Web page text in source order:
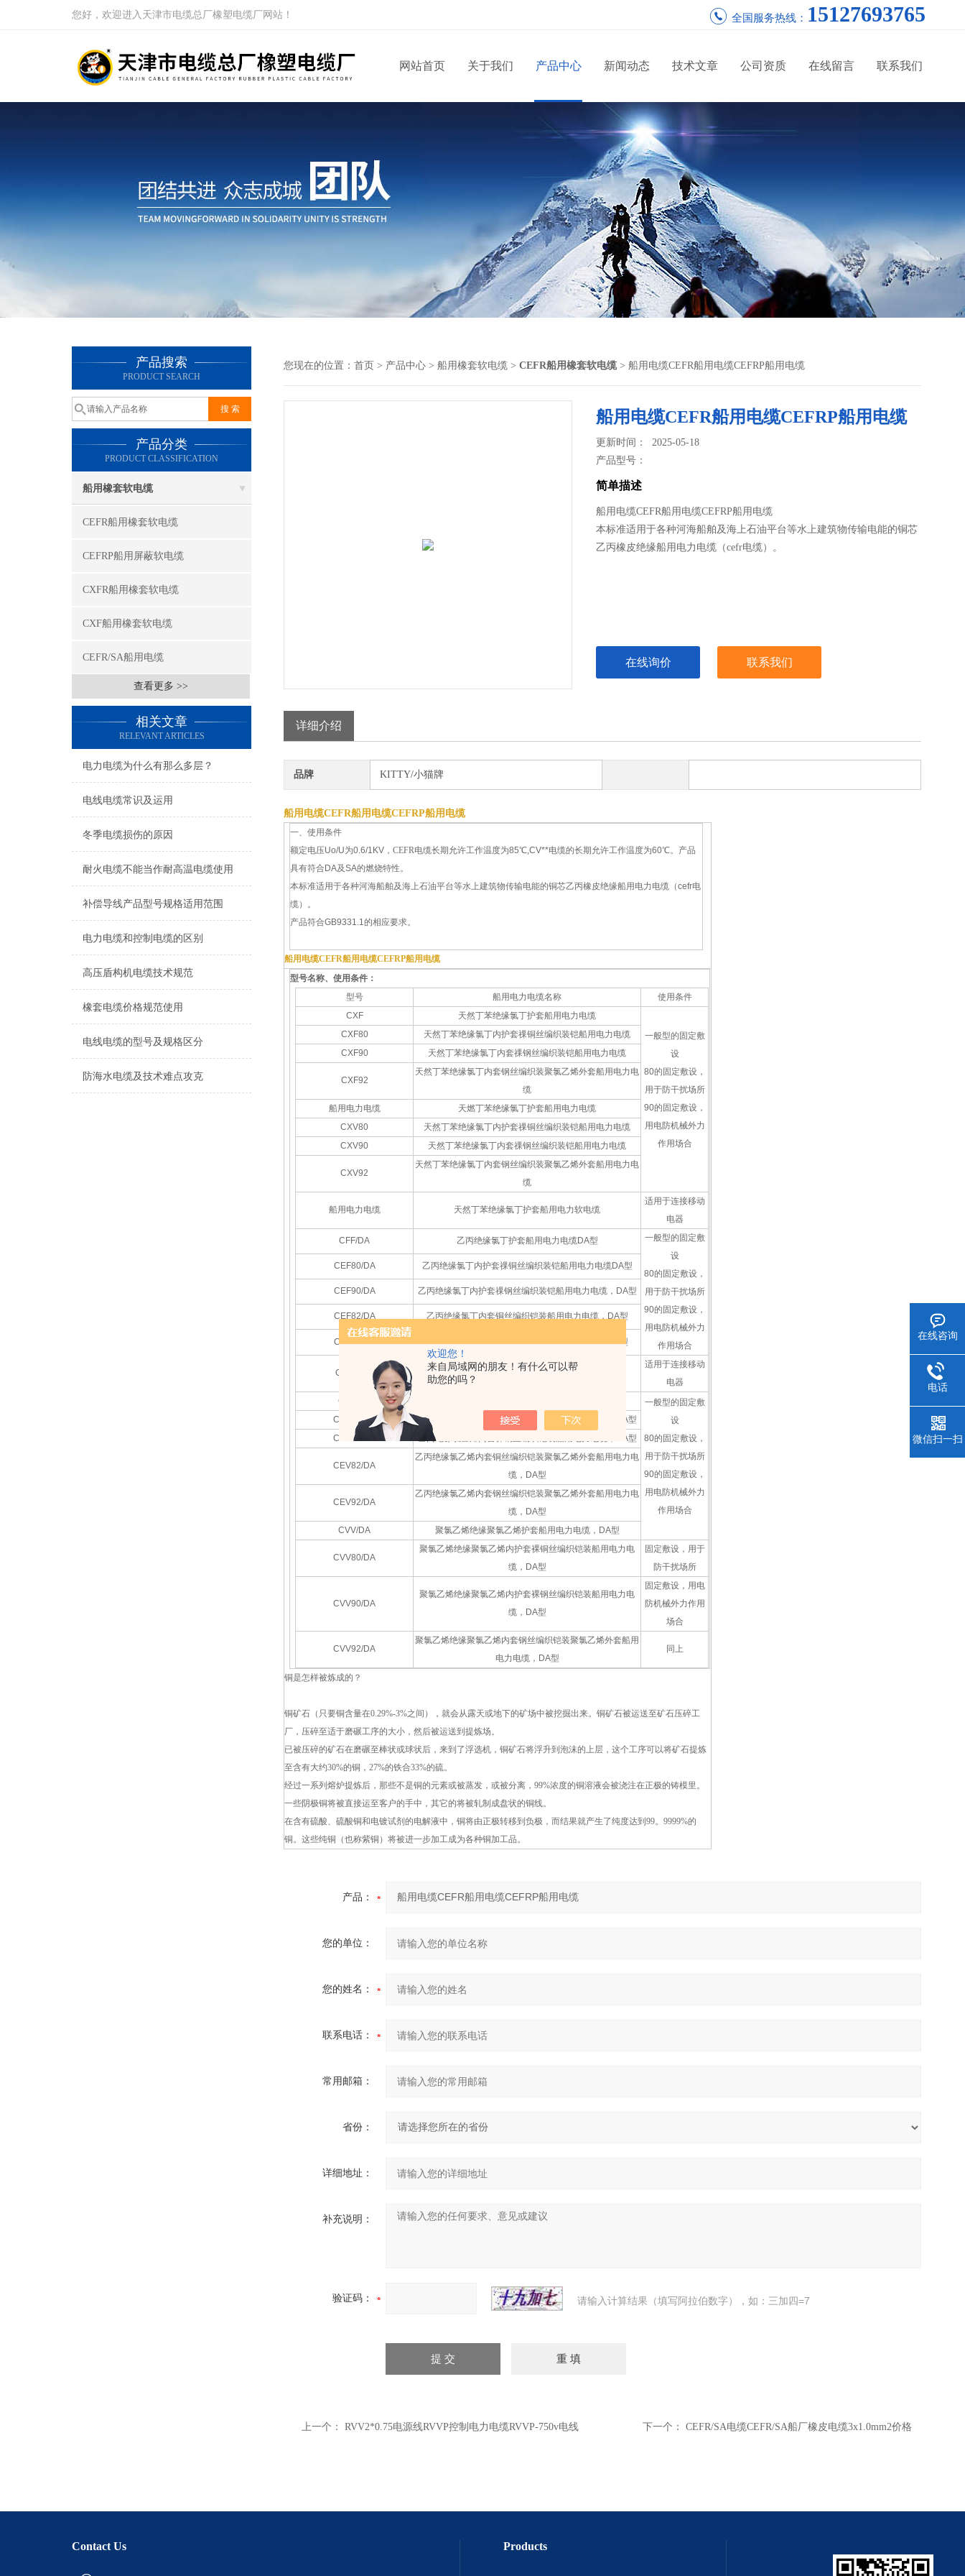
欢迎您！
来自局域网的朋友！有什么可以帮
助您的吗？
您好，欢迎进入天津市电缆总厂橡塑电缆厂网站！ 全国服务热线： 15127693765
网站首页 关于我们 产品中心 新闻动态 技术文章 公司资质 在线留言 联系我们
产品搜索
PRODUCT SEARCH
产品分类
PRODUCT CLASSIFICATION
船用橡套软电缆
CEFR船用橡套软电缆
CEFRP船用屏蔽软电缆
CXFR船用橡套软电缆
CXF船用橡套软电缆
CEFR/SA船用电缆
查看更多 >>
相关文章
RELEVANT ARTICLES
电力电缆为什么有那么多层？
电线电缆常识及运用
冬季电缆损伤的原因
耐火电缆不能当作耐高温电缆使用
补偿导线产品型号规格适用范围
电力电缆和控制电缆的区别
高压盾构机电缆技术规范
橡套电缆价格规范使用
电线电缆的型号及规格区分
防海水电缆及技术难点攻克
您现在的位置： 首页 > 产品中心 > 船用橡套软电缆 > CEFR船用橡套软电缆> 船用电缆CEFR船用电缆CEFRP船用电缆
船用电缆CEFR船用电缆CEFRP船用电缆
更新时间： 2025-05-18
产品型号：
简单描述
船用电缆CEFR船用电缆CEFRP船用电缆
本标准适用于各种河海船舶及海上石油平台等水上建筑物传输电能的铜芯
乙丙橡皮绝缘船用电力电缆（cefr电缆）。
在线询价 联系我们
详细介绍
品牌 KITTY/小猫牌
船用电缆CEFR船用电缆CEFRP船用电缆
一、使用条件
额定电压Uo/U为0.6/1KV，CEFR电缆长期允许工作温度为85℃,CV**电缆的长期允许工作温度为60℃。产品
具有符合DA及SA的燃烧特性。
本标准适用于各种河海船舶及海上石油平台等水上建筑物传输电能的铜芯乙丙橡皮绝缘船用电力电缆（cefr电
缆）。
产品符合GB9331.1的相应要求。
船用电缆CEFR船用电缆CEFRP船用电缆
型号名称、使用条件：
型号
船用电力电缆名称
使用条件
CXF
天然丁苯绝缘氯丁护套船用电力电缆
一般型的固定敷
设
80的固定敷设，
用于防干扰场所
90的固定敷设，
用电防机械外力
作用场合
CXF80
天然丁苯绝缘氯丁内护套祼铜丝编织装铠船用电力电缆
CXF90
天然丁苯绝缘氯丁内套祼钢丝编织装铠船用电力电缆
CXF92
天然丁苯绝缘氯丁内套钢丝编织装聚氯乙烯外套船用电力电
缆
船用电力电缆
天燃丁苯绝缘氯丁护套船用电力电缆
CXV80
天然丁苯绝缘氯丁内护套祼铜丝编织装铠船用电力电缆
CXV90
天然丁苯绝缘氯丁内套祼钢丝编织装铠船用电力电缆
CXV92
天然丁苯绝缘氯丁内套钢丝编织装聚氯乙烯外套船用电力电
缆
船用电力电缆 天然丁苯绝缘氯丁护套船用电力软电缆
适用于连接移动
电器
CFF/DA 乙丙绝缘氯丁护套船用电力电缆DA型
一般型的固定敷
设
80的固定敷设，
用于防干扰场所
90的固定敷设，
用电防机械外力
作用场合
CEF80/DA 乙丙绝缘氯丁内护套祼铜丝编织装铠船用电力电缆DA型
CEF90/DA 乙丙绝缘氯丁内护套祼钢丝编织装铠船用电力电缆，DA型
CEF82/DA 乙丙绝缘氯丁内套铜丝编织铠装船用电力电缆，DA型
CEF92/DA 乙丙绝缘氯丁内套钢丝编织铠装船用电力电缆，DA型
CEFR/DA 乙丙绝缘氯丁护套船用电力软电缆，DA型
适用于连接移动
电器
CEV/DA
一般型的固定敷
设
80的固定敷设，
用于防干扰场所
90的固定敷设，
用电防机械外力
作用场合
CEV80/DA
乙丙绝缘氯乙烯内套裸铜丝编织铠装船用电力电缆，DA型
CEV90/DA
乙丙绝缘氯乙烯内套裸钢丝编织铠装船用电力电缆，DA型
CEV82/DA
乙丙绝缘氯乙烯内套铜丝编织铠装聚氯乙烯外套船用电力电
缆，DA型
CEV92/DA
乙丙绝缘氯乙烯内套钢丝编织铠装聚氯乙烯外套船用电力电
缆，DA型
CVV/DA
聚氯乙烯绝缘聚氯乙烯护套船用电力电缆，DA型
CVV80/DA
聚氯乙烯绝缘聚氯乙烯内护套裸铜丝编织铠装船用电力电
缆，DA型
固定敷设，用于
防干扰场所
CVV90/DA
聚氯乙烯绝缘聚氯乙烯内护套裸钢丝编织铠装船用电力电
缆，DA型
固定敷设，用电
防机械外力作用
场合
CVV92/DA
聚氯乙烯绝缘聚氯乙烯内套钢丝编织铠装聚氯乙烯外套船用
电力电缆，DA型
同上
铜是怎样被炼成的？
铜矿石（只要铜含量在0.29%-3%之间），就会从露天或地下的矿场中被挖掘出来。铜矿石被运送至矿石压碎工
厂，压碎至适于磨碾工序的大小，然后被运送到提炼场。
已被压碎的矿石在磨碾至棒状或球状后，来到了浮选机，铜矿石将浮升到泡沫的上层，这个工序可以将矿石提炼
至含有大约30%的铜，27%的铁合33%的硫。
经过一系列熔炉提炼后，那些不是铜的元素或被蒸发，或被分离，99%浓度的铜溶液会被浇注在正极的铸模里。
一些阴极铜将被直接运至客户的手中，其它的将被轧制成盘状的铜线。
在含有硫酸、硫酸铜和电镀试剂的电解液中，铜将由正极转移到负极，而结果就产生了纯度达到99。9999%的
铜。这些纯铜（也称紫铜）将被进一步加工成为各种铜加工品。
产品：
您的单位：
您的姓名：
联系电话：
常用邮箱：
省份：
详细地址：
补充说明：
验证码： 请输入计算结果（填写阿拉伯数字），如：三加四=7
上一个： RVV2*0.75电源线RVVP控制电力电缆RVVP-750v电线 下一个： CEFR/SA电缆CEFR/SA船厂橡皮电缆3x1.0mm2价格
Contact Us Products
在线咨询
电话
微信扫一扫